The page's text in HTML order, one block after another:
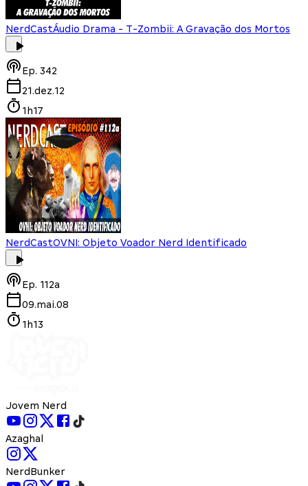
NerdCastÁudio Drama - T-Zombii: A Gravação dos Mortos
Ep. 342
21.dez.12
1h17
NerdCastOVNI: Objeto Voador Nerd Identificado
Ep. 112a
09.mai.08
1h13
Jovem Nerd
Azaghal
NerdBunker